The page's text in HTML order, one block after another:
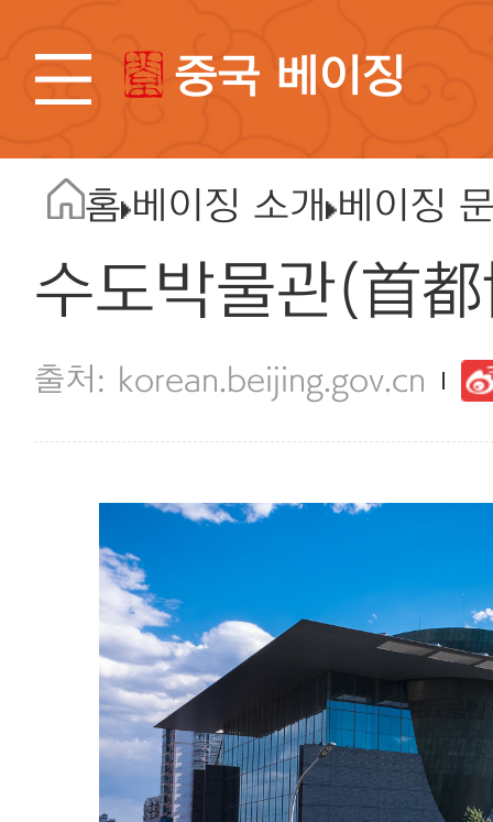
중국 베이징
홈 베이징 소개 베이징
수도박물관(首
korean.beijing.gov.cn